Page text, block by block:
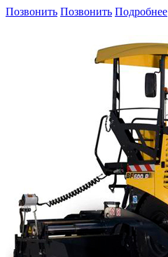
Позвонить Позвонить Подробнее